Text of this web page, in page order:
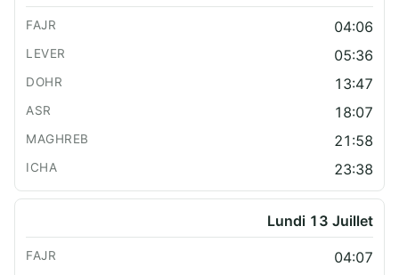
04:06
05:36
13:47
18:07
21:58
23:38
Lundi 13 Juillet
04:07